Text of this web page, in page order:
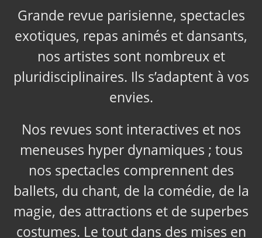
Grande revue parisienne, spectacles
exotiques, repas animés et dansants,
nos artistes sont nombreux et
pluridisciplinaires. Ils s’adaptent à vos
envies.
Nos revues sont interactives et nos
meneuses hyper dynamiques ; tous
nos spectacles comprennent des
ballets, du chant, de la comédie, de la
magie, des attractions et de superbes
costumes. Le tout dans des mises en